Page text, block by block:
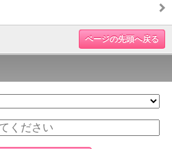
ページの先頭へ戻る